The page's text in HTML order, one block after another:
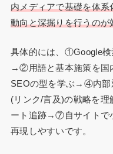
内メディアで基礎を体
動向と深掘りを行うのが
具体的には、①Google
→②用語と基本施策を国
SEOの型を学ぶ→④内
(リンク/言及)の戦略を
ート追跡→⑦自サイトで
再現しやすいです。